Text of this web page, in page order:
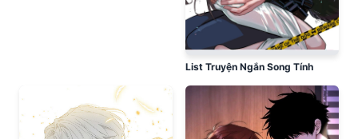
List Truyện Ngắn Song Tính